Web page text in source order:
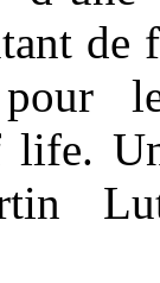
de
pour
life.